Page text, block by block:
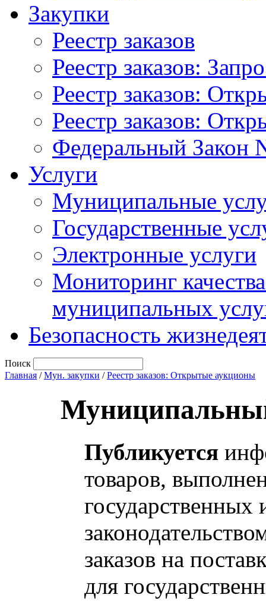
Закупки
Реестр заказов
Реестр заказов:
Реестр заказов:
Реестр заказов:
Федеральный Закон
Услуги
Муниципальные
Государственные
Электронные услуги
Мониторинг
муниципальных
Безопасность
Поиск
Главная /Мун. закупки /Реестр заказов: Открытые аукционы
Публикуется
товаров,
заказов на
для